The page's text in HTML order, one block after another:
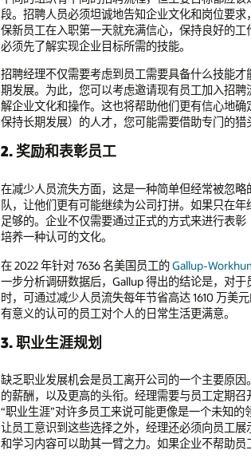
段。招聘人员必须坦诚地告知企业文化和岗位要
保新员工在入职第一天就充满信心，保持良好的
必须先了解实现企业目标所需的技能。
招聘经理不仅需要考虑到员工需要具备什么技能
期发展。为此，您可以考虑邀请现有员工加入招
解企业文化和操作。这也将帮助他们更有信心地
保持长期发展）的人才，您可能需要借助专门的猎
2. 奖励和表彰员工
在减少人员流失方面，这是一种简单但经常被忽
队，让他们更有可能继续为公司打拼。如果只在
足够的。企业不仅需要通过正式的方式来进行表
培养一种认可的文化。
在 2022 年针对 7636 名美国员工的Gallup-
一步分析调研数据后，Gallup 得出的结论是，对
时，可通过减少人员流失每年节省高达 1610 万美
有意义的认可的员工对个人的日常生活更满意。
3. 职业生涯规划
缺乏职业发展机会是员工离开公司的一个主要原
的薪酬，以及更高的头衔。经理需要与员工定期
“职业生涯”对许多员工来说可能更像是一个未知
让员工意识到这些选择之外，经理还必须向员工
和学习内容可以助其一臂之力。如果企业不帮助